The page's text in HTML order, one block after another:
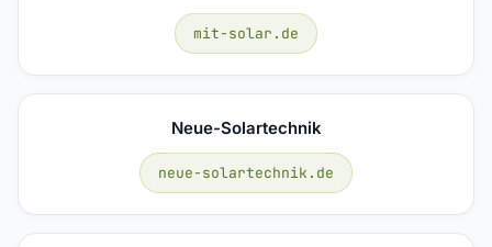
mit-solar.de
Neue-Solartechnik
neue-solartechnik.de